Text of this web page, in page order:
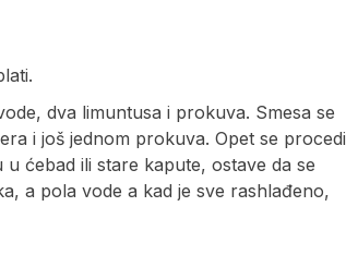
dva limuntusa i prokuva. Smesa se
i još jednom prokuva. Opet se procedi
ćebad ili stare kapute, ostave da se
a pola vode a kad je sve rashlađeno,